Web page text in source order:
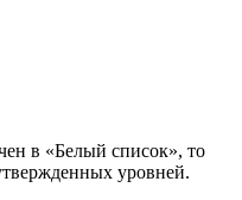
в «Белый список», то
уровней.